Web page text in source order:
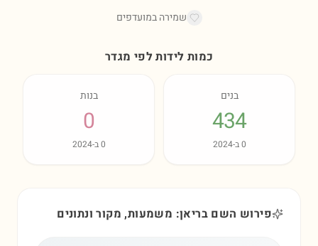
שמירה במועדפים
כמות לידות לפי מגדר
בנים
434
0ב-2024
בנות
0
0ב-2024
פירוש השם בריאן: משמעות, מקור ונתונים